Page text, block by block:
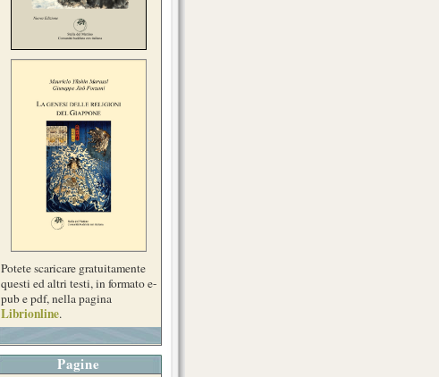
Potete scaricare gratuitamente
questi ed altri testi, in formato e-
pub e pdf, nella pagina
Librionline.
Pagine